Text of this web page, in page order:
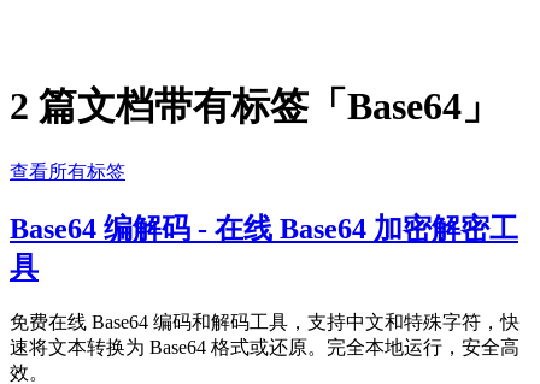
2 篇文档带有标签「Base64」
查看所有标签
Base64 编解码 - 在线 Base64 加密解密工
具
免费在线 Base64 编码和解码工具，支持中文和特殊字符，快
速将文本转换为 Base64 格式或还原。完全本地运行，安全高
效。